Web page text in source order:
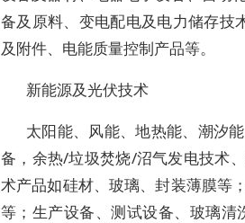
备及原料、变电配电及电力储存技
及附件、电能质量控制产品等。
新能源及光伏技术
太阳能、风能、地热能、潮汐
备，余热/垃圾焚烧/沼气发电技术
术产品如硅材、玻璃、封装薄膜等
等；生产设备、测试设备、玻璃